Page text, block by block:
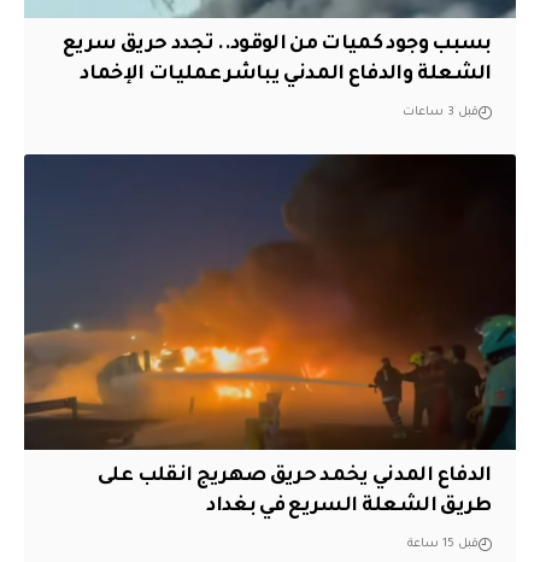
بسبب وجود كميات من الوقود.. تجدد حريق سريع
الشعلة والدفاع المدني يباشر عمليات الإخماد
قبل 3 ساعات
الدفاع المدني يخمد حريق صهريج انقلب على
طريق الشعلة السريع في بغداد
قبل 15 ساعة